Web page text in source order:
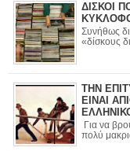
ΔΙΣΚΟΙ
Συνήθως
«δίσκους
ΤΗΝ
ΕΙΝΑΙ
Για να βρούμε την
πολύ